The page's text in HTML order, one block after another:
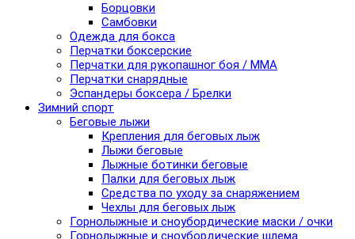
Борцовки
Самбовки
Одежда для бокса
Перчатки боксерские
Перчатки для рукопашног боя / ММА
Перчатки снарядные
Эспандеры боксера / Брелки
Зимний спорт
Беговые лыжи
Крепления для беговых лыж
Лыжи беговые
Лыжные ботинки беговые
Палки для беговых лыж
Средства по уходу за снаряжением
Чехлы для беговых лыж
Горнолыжные и сноубордические маски / очки
Горнолыжные и сноубордические шлема